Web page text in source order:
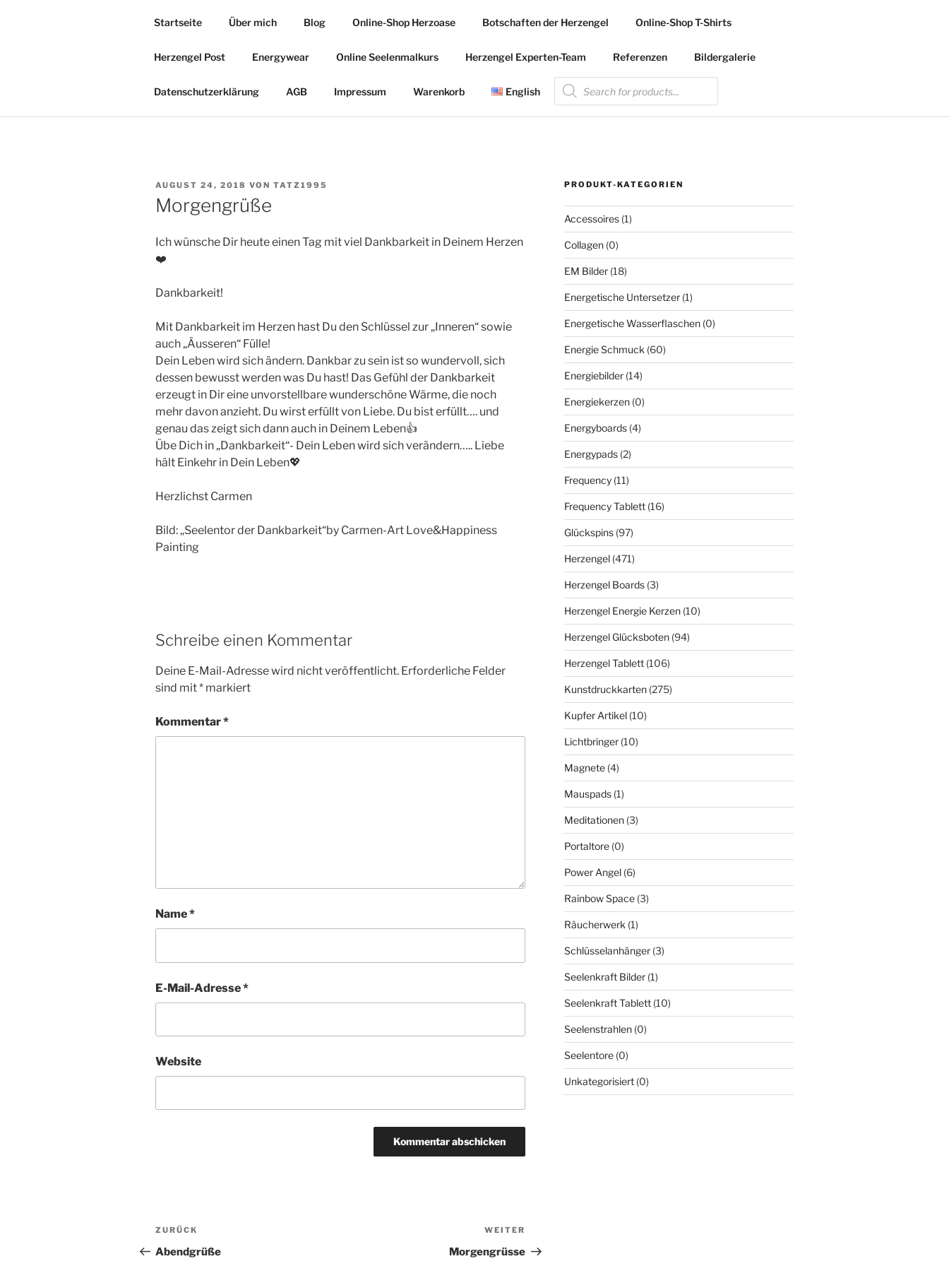
HERZOASE.COM
Startseite Über mich Blog Online-Shop Herzoase Botschaften der Herzengel Online-Shop T-Shirts
Herzengel Post Energywear Online Seelenmalkurs Herzengel Experten-Team Referenzen Bildergalerie
Datenschutzerklärung AGB Impressum Warenkorb English
Products
search
VERÖFFENTLICHT
AM
AUGUST 24, 2018 VON TATZ1995
Morgengrüße
Ich wünsche Dir heute einen Tag mit viel Dankbarkeit in Deinem Herzen
❤️
Dankbarkeit!
Mit Dankbarkeit im Herzen hast Du den Schlüssel zur „Inneren“ sowie
auch „Äusseren“ Fülle!
Dein Leben wird sich ändern. Dankbar zu sein ist so wundervoll, sich
dessen bewusst werden was Du hast! Das Gefühl der Dankbarkeit
erzeugt in Dir eine unvorstellbare wunderschöne Wärme, die noch
mehr davon anzieht. Du wirst erfüllt von Liebe. Du bist erfüllt…. und
genau das zeigt sich dann auch in Deinem Leben👍
Übe Dich in „Dankbarkeit“- Dein Leben wird sich verändern….. Liebe
hält Einkehr in Dein Leben💖
Herzlichst Carmen
Bild: „Seelentor der Dankbarkeit“by Carmen-Art Love&Happiness
Painting
Schreibe einen Kommentar
Deine E-Mail-Adresse wird nicht veröffentlicht. Erforderliche Felder
sind mit* markiert
Kommentar*
Name*
E-Mail-Adresse*
Website
Beitragsnavigation
Vorheriger
Beitrag
ZURÜCK
Abendgrüße
Beitrag
WEITER
Morgengrüsse
PRODUKT-KATEGORIEN
Accessoires (1)
Collagen (0)
EM Bilder (18)
Energetische Untersetzer (1)
Energetische Wasserflaschen (0)
Energie Schmuck (60)
Energiebilder (14)
Energiekerzen (0)
Energyboards (4)
Energypads (2)
Frequency (11)
Frequency Tablett (16)
Glückspins (97)
Herzengel (471)
Herzengel Boards (3)
Herzengel Energie Kerzen (10)
Herzengel Glücksboten (94)
Herzengel Tablett (106)
Kunstdruckkarten (275)
Kupfer Artikel (10)
Lichtbringer (10)
Magnete (4)
Mauspads (1)
Meditationen (3)
Portaltore (0)
Power Angel (6)
Rainbow Space (3)
Räucherwerk (1)
Schlüsselanhänger (3)
Seelenkraft Bilder (1)
Seelenkraft Tablett (10)
Seelenstrahlen (0)
Seelentore (0)
Unkategorisiert (0)